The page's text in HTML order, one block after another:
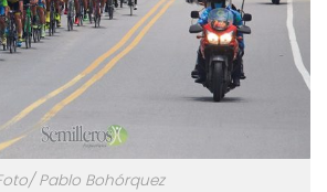
Pablo Bohórquez